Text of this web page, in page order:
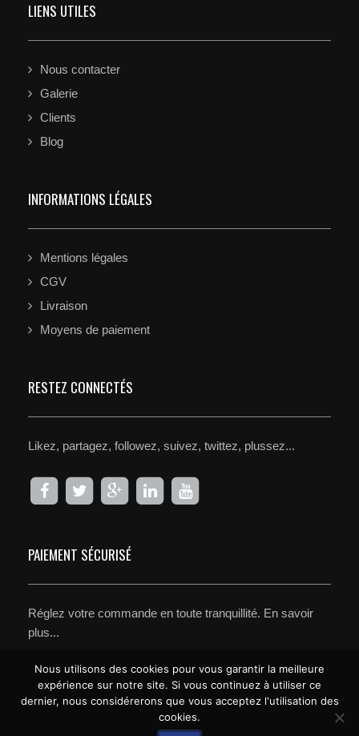
LIENS UTILES
Nous contacter
Galerie
Clients
Blog
INFORMATIONS LÉGALES
Mentions légales
CGV
Livraison
Moyens de paiement
RESTEZ CONNECTÉS
Likez, partagez, followez, suivez, twittez, plussez...
PAIEMENT SÉCURISÉ
Réglez votre commande en toute tranquillité. En savoir
plus...
Nous utilisons des cookies pour vous garantir la meilleure
expérience sur notre site. Si vous continuez à utiliser ce
dernier, nous considérerons que vous acceptez l'utilisation des
cookies.